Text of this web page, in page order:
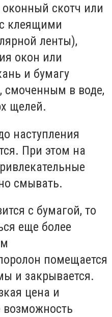
скотч или
клеящими
ленты),
окон или
и бумагу
в воде,
щелей.
наступления
При этом на
смывать.
с бумагой, то
еще более
помещается
и закрывается.
цена и
возможность